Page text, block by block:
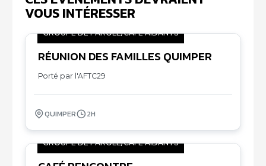
VOUS INTÉRESSER
06
11
GROUPE DE PAROLE/CAFÉ AIDANTS
RÉUNION DES FAMILLES QUIMPER
Porté par l'AFTC29
QUIMPER 2H
GROUPE DE PAROLE/CAFÉ AIDANTS